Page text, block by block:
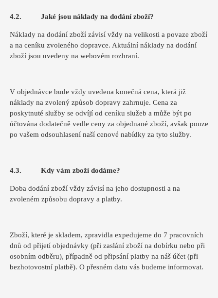
4.2. Jaké jsou náklady na dodání zboží?
Náklady na dodání zboží závisí vždy na velikosti a povaze zboží
a na ceníku zvoleného dopravce. Aktuální náklady na dodání
zboží jsou uvedeny na webovém rozhraní.
V objednávce bude vždy uvedena konečná cena, která již
náklady na zvolený způsob dopravy zahrnuje. Cena za
poskytnuté služby se odvíjí od ceníku služeb a může být po
účtována dodatečně vedle ceny za objednané zboží, avšak pouze
po vašem odsouhlasení naší cenové nabídky za tyto služby.
4.3. Kdy vám zboží dodáme?
Doba dodání zboží vždy závisí na jeho dostupnosti a na
zvoleném způsobu dopravy a platby.
Zboží, které je skladem, zpravidla expedujeme do 7 pracovních
dnů od přijetí objednávky (při zaslání zboží na dobírku nebo při
osobním odběru), případně od připsání platby na náš účet (při
bezhotovostní platbě). O přesném datu vás budeme informovat.